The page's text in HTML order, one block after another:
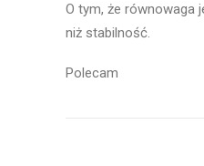
O tym, że równowaga
niż stabilność.
Polecam